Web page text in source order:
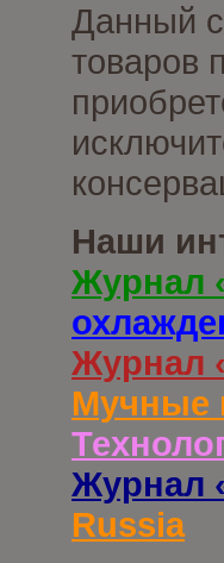
Данный
товаров
Наши
Журнал
Журнал
Мучные
Журнал
Russia